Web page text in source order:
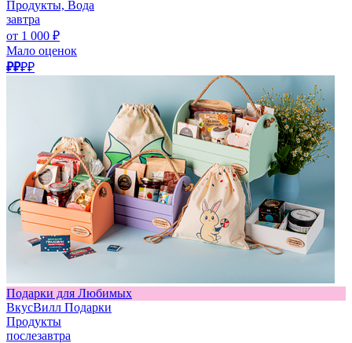
Продукты, Вода
завтра
от 1 000 ₽
Мало оценок
₽₽₽₽
Подарки для Любимых
ВкусВилл Подарки
Продукты
послезавтра